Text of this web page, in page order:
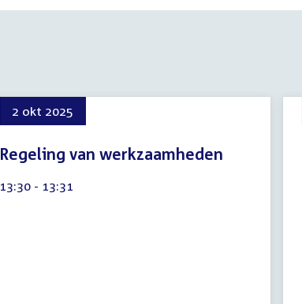
2 okt 2025
Regeling van werkzaamheden
augustus
Tijd
13:30 - 13:31